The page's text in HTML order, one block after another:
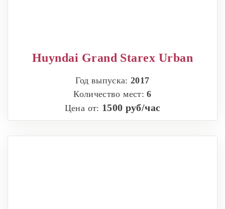
Huyndai Grand Starex Urban
Год выпуска:2017
Количество мест:6
Цена от: 1500 руб/час